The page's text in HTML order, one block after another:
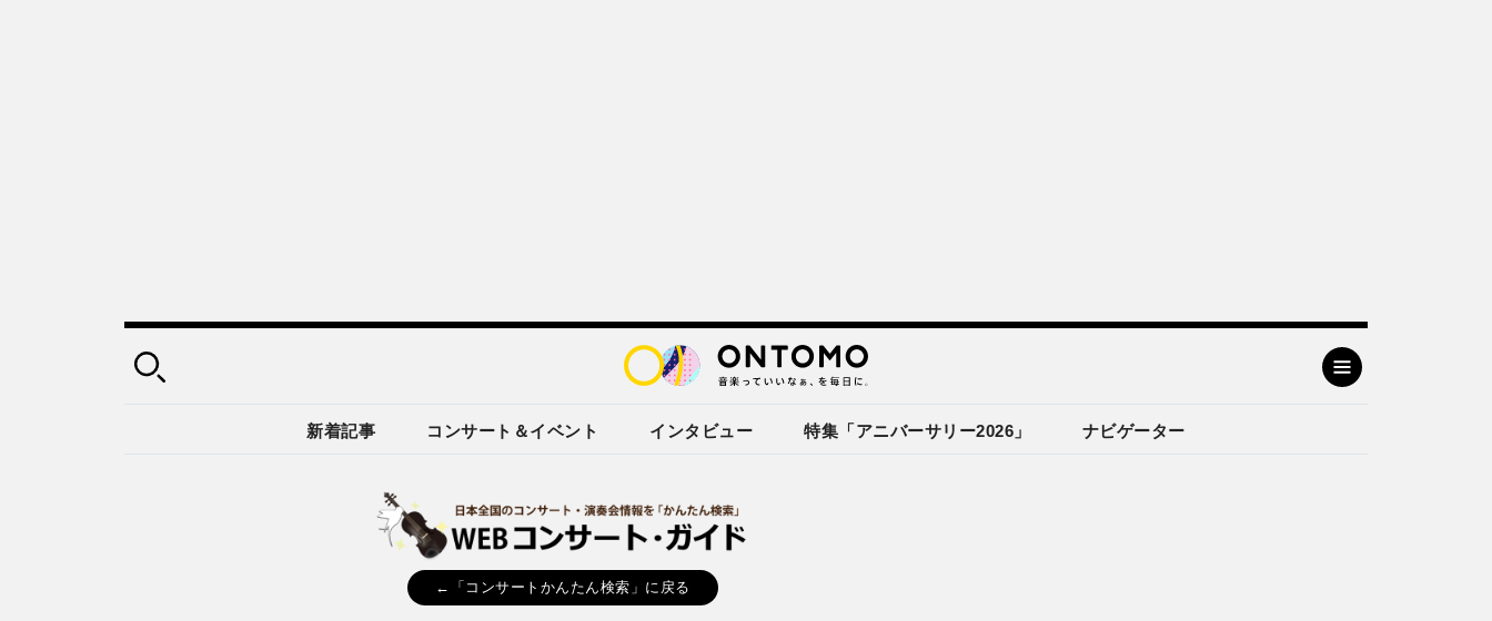
新着記事 コンサート＆イベント インタビュー 特集「アニバーサリー2026」 ナビゲーター
←「コンサートかんたん検索」に戻る